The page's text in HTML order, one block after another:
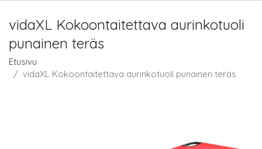
vidaXL Kokoontaitettava aurinkotuoli
punainen teräs
Etusivu
vidaXL Kokoontaitettava aurinkotuoli punainen teräs